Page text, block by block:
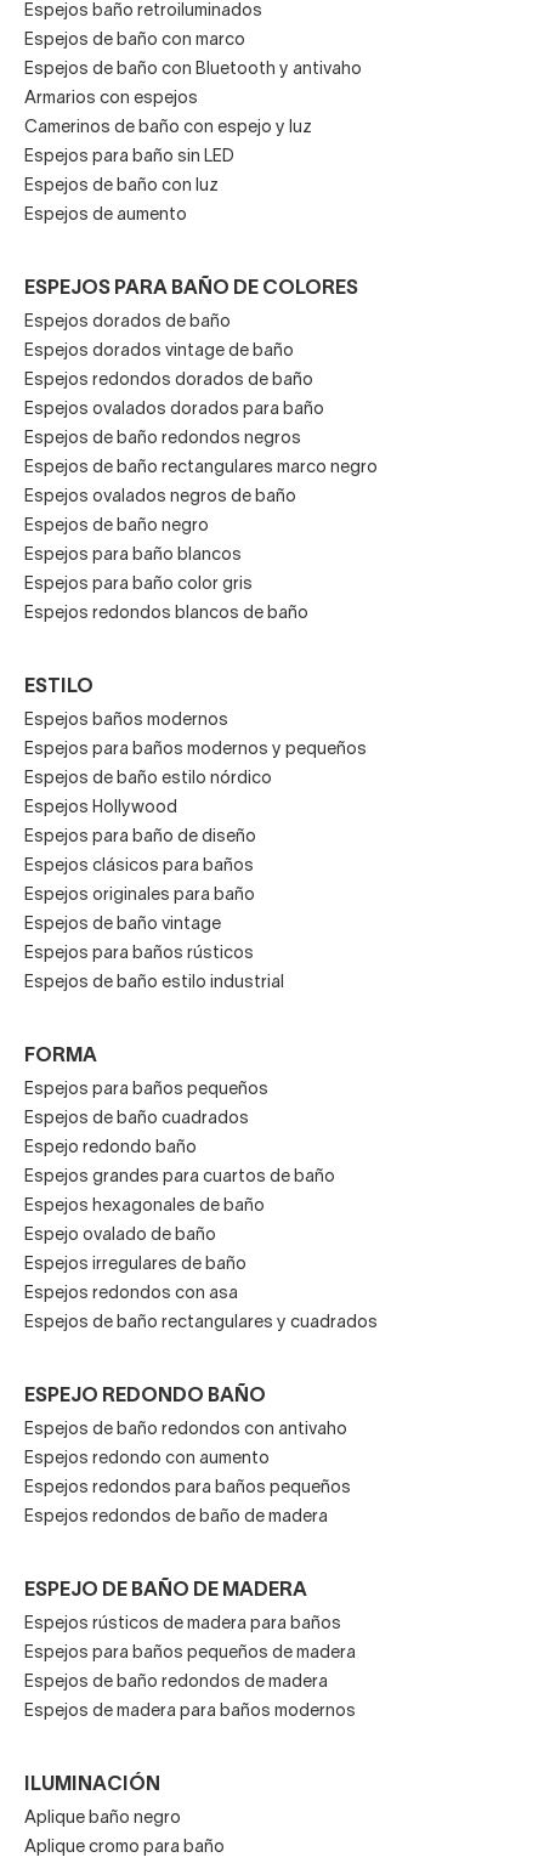
Espejos baño retroiluminados
Espejos de baño con marco
Espejos de baño con Bluetooth y antivaho
Armarios con espejos
Camerinos de baño con espejo y luz
Espejos para baño sin LED
Espejos de baño con luz
Espejos de aumento
ESPEJOS PARA BAÑO DE COLORES
Espejos dorados de baño
Espejos dorados vintage de baño
Espejos redondos dorados de baño
Espejos ovalados dorados para baño
Espejos de baño redondos negros
Espejos de baño rectangulares marco negro
Espejos ovalados negros de baño
Espejos de baño negro
Espejos para baño blancos
Espejos para baño color gris
Espejos redondos blancos de baño
ESTILO
Espejos baños modernos
Espejos para baños modernos y pequeños
Espejos de baño estilo nórdico
Espejos Hollywood
Espejos para baño de diseño
Espejos clásicos para baños
Espejos originales para baño
Espejos de baño vintage
Espejos para baños rústicos
Espejos de baño estilo industrial
FORMA
Espejos para baños pequeños
Espejos de baño cuadrados
Espejo redondo baño
Espejos grandes para cuartos de baño
Espejos hexagonales de baño
Espejo ovalado de baño
Espejos irregulares de baño
Espejos redondos con asa
Espejos de baño rectangulares y cuadrados
ESPEJO REDONDO BAÑO
Espejos de baño redondos con antivaho
Espejos redondo con aumento
Espejos redondos para baños pequeños
Espejos redondos de baño de madera
ESPEJO DE BAÑO DE MADERA
Espejos rústicos de madera para baños
Espejos para baños pequeños de madera
Espejos de baño redondos de madera
Espejos de madera para baños modernos
ILUMINACIÓN
Aplique baño negro
Aplique cromo para baño